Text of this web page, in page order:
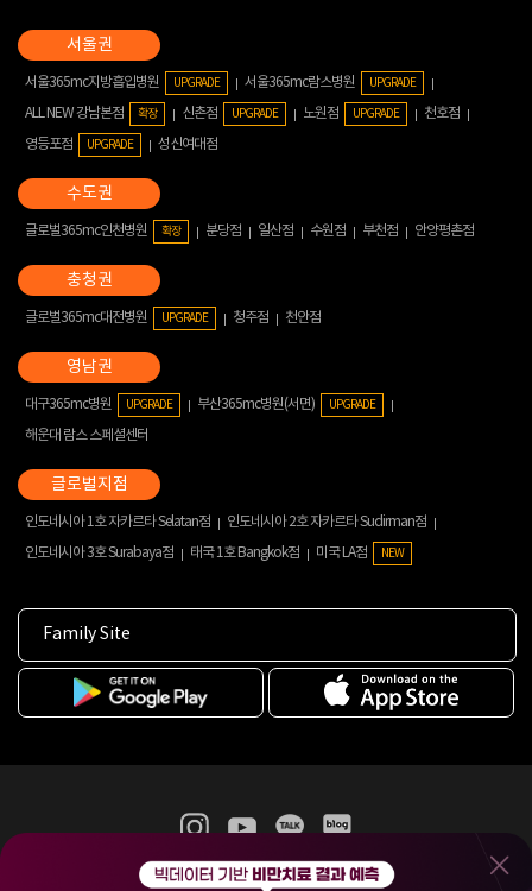
서울365mc지방흡입병원 UPGRADE 서울365mc람스병원 UPGRADE
ALL NEW 강남본점 확장 신촌점 UPGRADE 노원점 UPGRADE
천호점
영등포점
UPGRADE 성신여대점
글로벌365mc인천병원 확장 분당점 일산점 수원점 부천점 안양평촌점
글로벌365mc대전병원 UPGRADE 청주점 천안점
대구365mc병원 UPGRADE 부산365mc병원(서면) UPGRADE
해운대 람스 스페셜센터
인도네시아 1호 자카르타 Selatan점
인도네시아 2호 자카르타 Sudirman점
인도네시아 3호 Surabaya점
태국 1호 Bangkok점 미국 LA점 NEW
Family Site
365mc 병·의원 이용약관
홈페이지 이용약관